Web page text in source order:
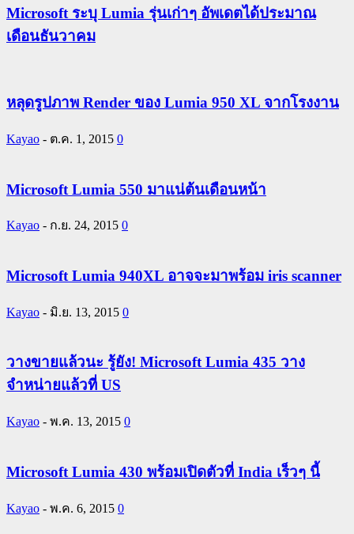
Microsoft ระบุ Lumia รุ่นเก่าๆ อัพเดตได้ประมาณ
เดือนธันวาคม
หลุดรูปภาพ Render ของ Lumia 950 XL จากโรงงาน
Kayao - ต.ค. 1, 2015 0
Microsoft Lumia 550 มาแน่ต้นเดือนหน้า
Kayao - ก.ย. 24, 2015 0
Microsoft Lumia 940XL อาจจะมาพร้อม iris scanner
Kayao - มิ.ย. 13, 2015 0
วางขายแล้วนะ รู้ยัง! Microsoft Lumia 435 วาง
จำหน่ายแล้วที่ US
Kayao - พ.ค. 13, 2015 0
Microsoft Lumia 430 พร้อมเปิดตัวที่ India เร็วๆ นี้
Kayao - พ.ค. 6, 2015 0